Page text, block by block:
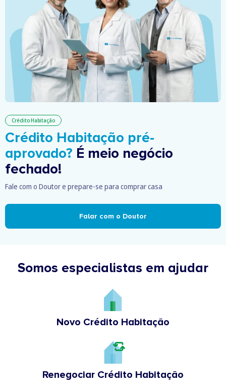
Crédito Habitação
Crédito Habitação pré-
aprovado? É meio negócio
fechado!
Fale com o Doutor e prepare-se para comprar casa
Falar com o Doutor
Somos especialistas em ajudar
Novo Crédito Habitação
Renegociar Crédito Habitação